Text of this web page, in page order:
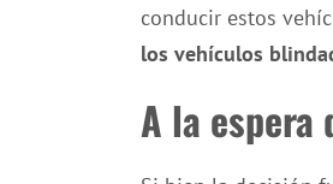
conducir estos
los vehículos
A la espera